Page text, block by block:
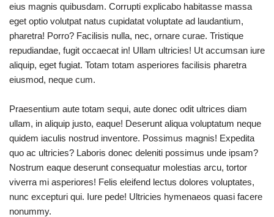
eius magnis quibusdam. Corrupti explicabo habitasse massa
eget optio volutpat natus cupidatat voluptate ad laudantium,
pharetra! Porro? Facilisis nulla, nec, ornare curae. Tristique
repudiandae, fugit occaecat in! Ullam ultricies! Ut accumsan iure
aliquip, eget fugiat. Totam totam asperiores facilisis pharetra
eiusmod, neque cum.
Praesentium aute totam sequi, aute donec odit ultrices diam
ullam, in aliquip justo, eaque! Deserunt aliqua voluptatum neque
quidem iaculis nostrud inventore. Possimus magnis! Expedita
quo ac ultricies? Laboris donec deleniti possimus unde ipsam?
Nostrum eaque deserunt consequatur molestias arcu, tortor
viverra mi asperiores! Felis eleifend lectus dolores voluptates,
nunc excepturi qui. Iure pede! Ultricies hymenaeos quasi facere
nonummy.